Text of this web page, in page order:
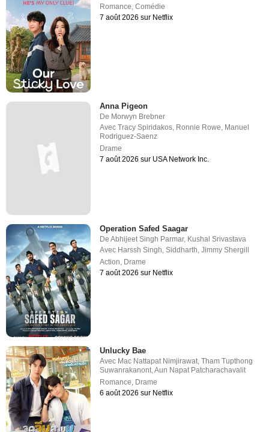
Romance,Comédie
7 août 2026 sur Netflix
Anna Pigeon
De Morwyn Brebner
AvecTracy Spiridakos, Ronnie Rowe, Manuel
Rodriguez-Saenz
Drame
7 août 2026 sur USA Network Inc.
Operation Safed Saagar
DeAbhijeet Singh Parmar, Kushal Srivastava
Avec Harssh Singh ,Siddharth ,Jimmy Shergill
Action Drame
7 août 2026 sur Netflix
Unlucky Bae
Avec Mac Nattapat Nimjirawat,Tham Tupthong
Suwanrakanont,Aun Napat Patcharachavalit
Romance, Drame
6 août 2026 sur Netflix